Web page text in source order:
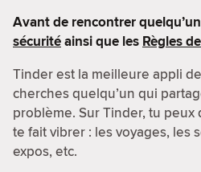
Avant de rencontrer
sécuritéainsi que les Règles
Tinder est la meilleure appli
cherches quelqu’un qui
problème. Sur Tinder, tu
te fait vibrer : les voyages, les
expos, etc.